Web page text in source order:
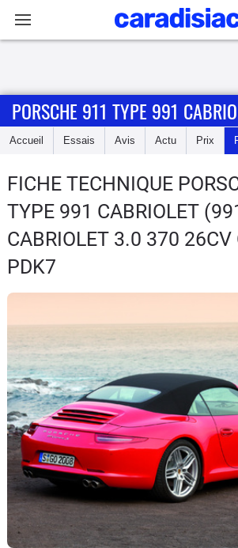
Accueil
Essais
Guide
d'achat
Electriques
Utilitaires
Flottes
Auto
Services
Forum
Moto
PORSCHE 911 TYPE 991
Accueil Essais Avis Actu Prix
FICHE TECHNIQUE
TYPE 991 CABRIOLET
CABRIOLET 3.0 370 26CV
PDK7